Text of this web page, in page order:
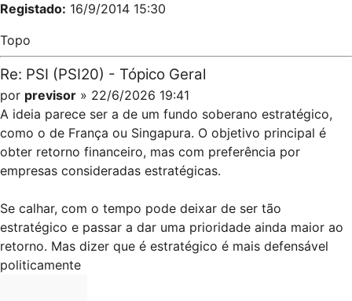
Registado: 16/9/2014 15:30
Topo
Re: PSI (PSI20) - Tópico Geral
por previsor » 22/6/2026 19:41
A ideia parece ser a de um fundo soberano estratégico,
como o de França ou Singapura. O objetivo principal é
obter retorno financeiro, mas com preferência por
empresas consideradas estratégicas.
Se calhar, com o tempo pode deixar de ser tão
estratégico e passar a dar uma prioridade ainda maior ao
retorno. Mas dizer que é estratégico é mais defensável
politicamente